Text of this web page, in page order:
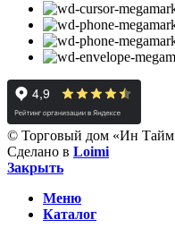
© Торговый дом «Ин
Сделано в Loimi
Закрыть
Меню
Каталог